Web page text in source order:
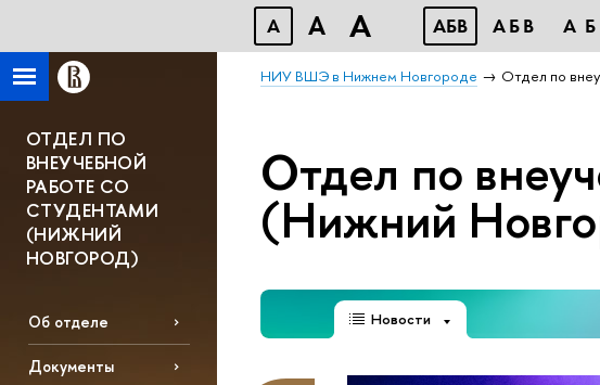
A A A АБВ АБВ
НИУ ВШЭ в Нижнем Новгороде Отдел по
ОТДЕЛ ПО
ВНЕУЧЕБНОЙ
РАБОТЕ СО
СТУДЕНТАМИ
(НИЖНИЙ
НОВГОРОД)
Об отделе
Документы
Отдел по
(Нижний
Новости